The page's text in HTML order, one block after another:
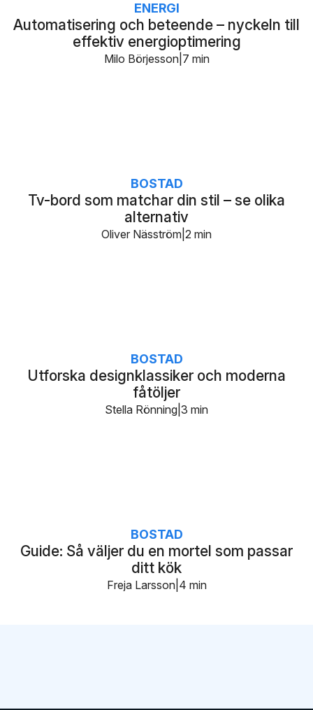
Automatisering och beteende – nyckeln till
effektiv energioptimering
ENERGI
7 min
Milo Börjesson
Tv-bord som matchar din stil – se olika
alternativ
BOSTAD
2 min
Oliver Näsström
Utforska designklassiker och moderna
fåtöljer
BOSTAD
3 min
Stella Rönning
Guide: Så väljer du en mortel som passar
ditt kök
BOSTAD
4 min
Freja Larsson